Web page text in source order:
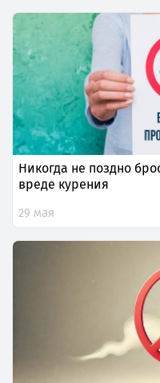
Никогда не поздно
вреде курения
29 мая